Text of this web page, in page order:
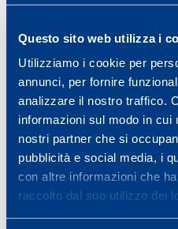
Questo sito web utilizza i
Utilizziamo i cookie per
annunci, per fornire
analizzare il nostro traffico.
informazioni sul modo in
nostri partner che si
pubblicità e social media, i
con altre informazioni che
raccolto dal suo utilizzo dei
Leggi tutto
08 Ottobre 2018/
LE RICERCHE DI
CALCIO TRA LE
Leggi tutto
«Previous page
Page
1 … Page
30